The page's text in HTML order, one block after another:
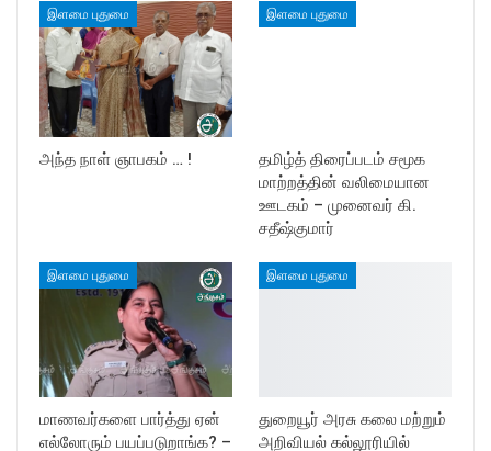
இளமை புதுமை
அந்த நாள் ஞாபகம் … !
இளமை புதுமை
தமிழ்த் திரைப்படம் சமூக
மாற்றத்தின் வலிமையான
ஊடகம் – முனைவர் கி.
சதீஷ்குமார்
இளமை புதுமை
மாணவர்களை பார்த்து ஏன்
எல்லோரும் பயப்படுறாங்க? –
இளமை புதுமை
துறையூர் அரசு கலை மற்றும்
அறிவியல் கல்லூரியில்